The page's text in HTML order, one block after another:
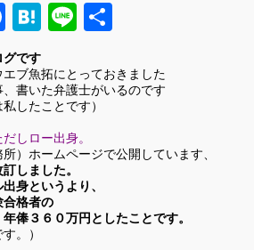
Facebook
Hatena
Line
グです
ブ魚拓にとっておきました
書いた弁護士がいるのです
したことです）
だしロー出身。
）ホームページで公開しています、
しました。
身というより、
合格者の
俸３６０万円としたことです。
。）